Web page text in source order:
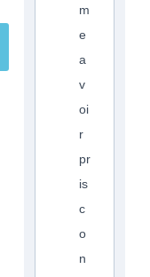
m
e
a
v
oi
r
pr
is
c
o
n